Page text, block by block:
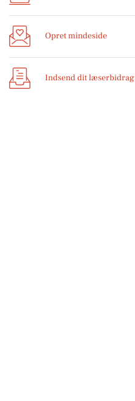
Opret mindeside
Indsend dit læserbidrag